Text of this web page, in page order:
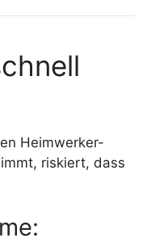
Heimwerker-
riskiert, dass